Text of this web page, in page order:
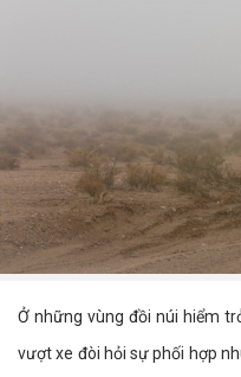
Ở những vùng đồi núi hiểm
vượt xe đòi hỏi sự phối hợp